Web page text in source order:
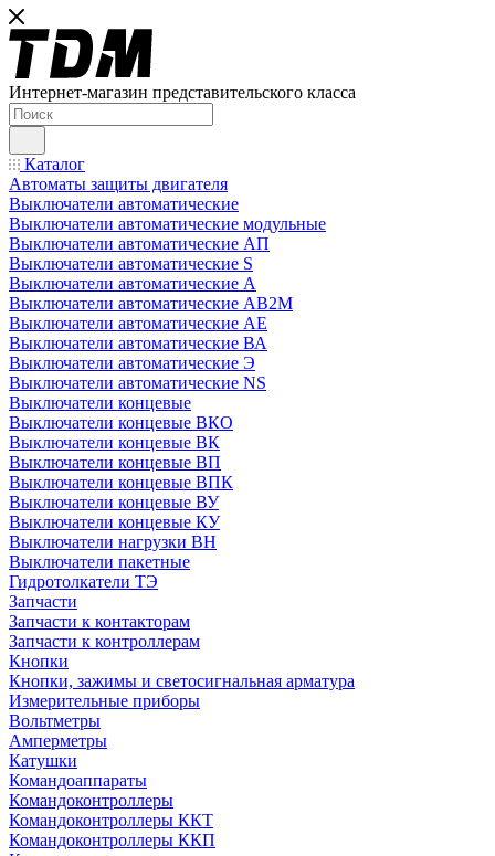
Интернет-магазин представительского класса
Каталог
Автоматы защиты двигателя
Выключатели автоматические
Выключатели автоматические модульные
Выключатели автоматические АП
Выключатели автоматические S
Выключатели автоматические А
Выключатели автоматические АВ2М
Выключатели автоматические АЕ
Выключатели автоматические ВА
Выключатели автоматические Э
Выключатели автоматические NS
Выключатели концевые
Выключатели концевые ВКО
Выключатели концевые ВК
Выключатели концевые ВП
Выключатели концевые ВПК
Выключатели концевые ВУ
Выключатели концевые КУ
Выключатели нагрузки ВН
Выключатели пакетные
Гидротолкатели ТЭ
Запчасти
Запчасти к контакторам
Запчасти к контроллерам
Кнопки
Кнопки, зажимы и светосигнальная арматура
Измерительные приборы
Вольтметры
Амперметры
Катушки
Командоаппараты
Командоконтроллеры
Командоконтроллеры ККТ
Командоконтроллеры ККП